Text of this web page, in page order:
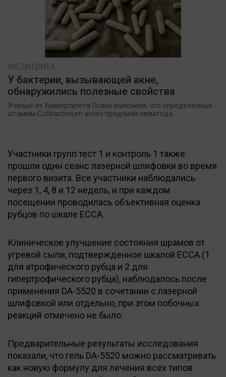
МЕДИЦИНА
У бактерии, вызывающей акне,
обнаружились полезные свойства
Ученые из Университета Осака выяснили, что определенные
штаммы Cutibacterium acnes продлили нематода...
Участники групп тест 1 и контроль 1 также
прошли один сеанс лазерной шлифовки во время
первого визита. Все участники наблюдались
через 1, 4, 8 и 12 недель, и при каждом
посещении проводилась объективная оценка
рубцов по шкале ECCA.
Клиническое улучшение состояния шрамов от
угревой сыпи, подтвержденное шкалой ECCA (1
для атрофического рубца и 2 для
гипертрофического рубца), наблюдалось после
применения DA-5520 в сочетании с лазерной
шлифовкой или отдельно, при этом побочных
реакций отмечено не было.
Предварительные результаты исследования
показали, что гель DA-5520 можно рассматривать
как новую формулу для лечения всех типов